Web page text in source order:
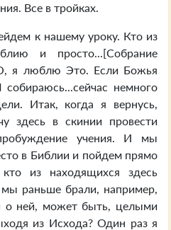
Все в тройках.
к нашему уроку. Кто из
и просто...[Собрание
я люблю Это. Если Божья
собираюсь...сейчас немного
Итак, когда я вернусь,
здесь в скинии провести
учения. И мы
в Библии и пойдем прямо
из находящихся здесь
раньше брали, например,
о ней, может быть, целыми
из Исхода? Один раз я